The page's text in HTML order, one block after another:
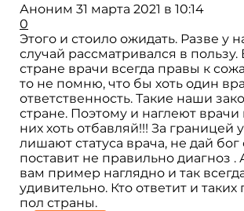
Аноним 31 марта 2021 в 10:14
0
Этого и стоило ожидать. Разве у
случай рассматривался в
стране врачи всегда правы к
то не помню, что бы хоть один
ответственность. Такие наши
стране. Поэтому и наглеют врачи
них хоть отбавляй!!! За границей
лишают статуса врача, не дай бог
поставит не правильно диагноз .
вам пример наглядно и так
удивительно. Кто ответит и
пол страны.